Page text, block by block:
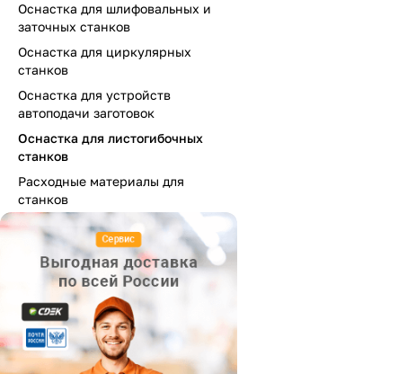
Оснастка для шлифовальных и
заточных станков
Оснастка для циркулярных
станков
Оснастка для устройств
автоподачи заготовок
Оснастка для листогибочных
станков
Расходные материалы для
станков